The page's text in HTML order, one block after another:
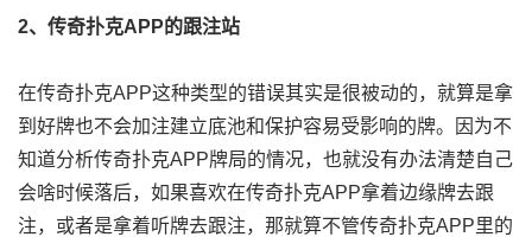
2、传奇扑克APP的跟注站
在传奇扑克APP这种类型的错误其实是很被动的，就算是拿
到好牌也不会加注建立底池和保护容易受影响的牌。因为不
知道分析传奇扑克APP牌局的情况，也就没有办法清楚自己
会啥时候落后，如果喜欢在传奇扑克APP拿着边缘牌去跟
注，或者是拿着听牌去跟注，那就算不管传奇扑克APP里的